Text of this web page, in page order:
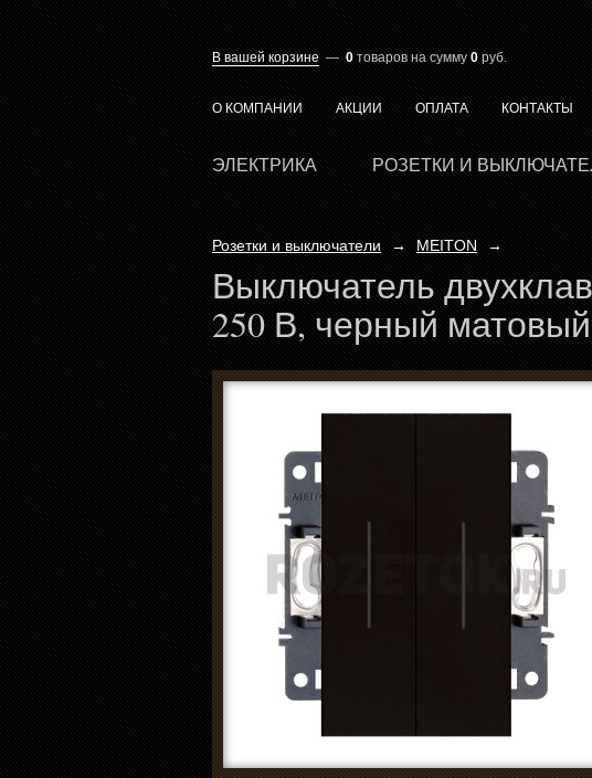
В вашей корзине — 0 товаров на сумму 0 руб.
О КОМПАНИИ АКЦИИ ОПЛАТА КОНТАКТЫ
ЭЛЕКТРИКА РОЗЕТКИ И
Розетки и выключатели → MEITON →
Выключатель
250 В, черный матовый